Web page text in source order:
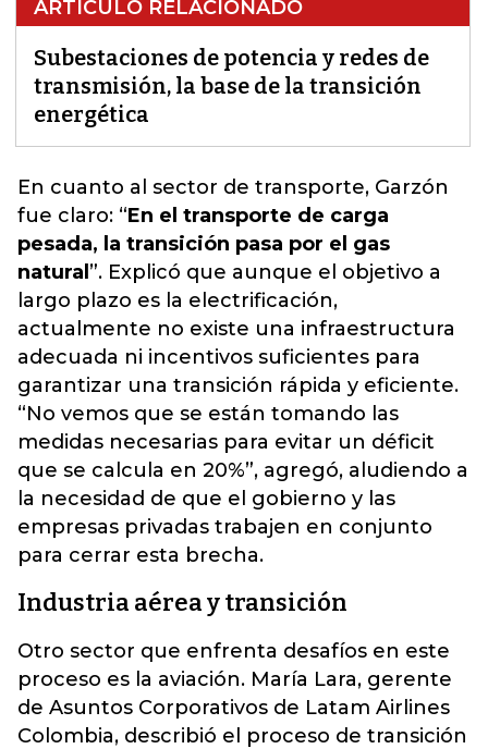
ARTÍCULO RELACIONADO
Subestaciones de potencia y redes de
transmisión, la base de la transición
energética
En cuanto al sector de transporte, Garzón
fue claro: “En el transporte de carga
pesada, la transición pasa por el gas
natural ”. Explicó que aunque el objetivo a
largo plazo es la electrificación,
actualmente no existe una infraestructura
adecuada ni incentivos suficientes para
garantizar una transición rápida y eficiente.
“No vemos que se están tomando las
medidas necesarias para evitar un déficit
que se calcula en 20%”, agregó, aludiendo a
la necesidad de que el gobierno y las
empresas privadas trabajen en conjunto
para cerrar esta brecha.
Industria aérea y transición
Otro sector que enfrenta desafíos en este
proceso es la aviación. María Lara, gerente
de Asuntos Corporativos de Latam Airlines
Colombia, describió el proceso de transición